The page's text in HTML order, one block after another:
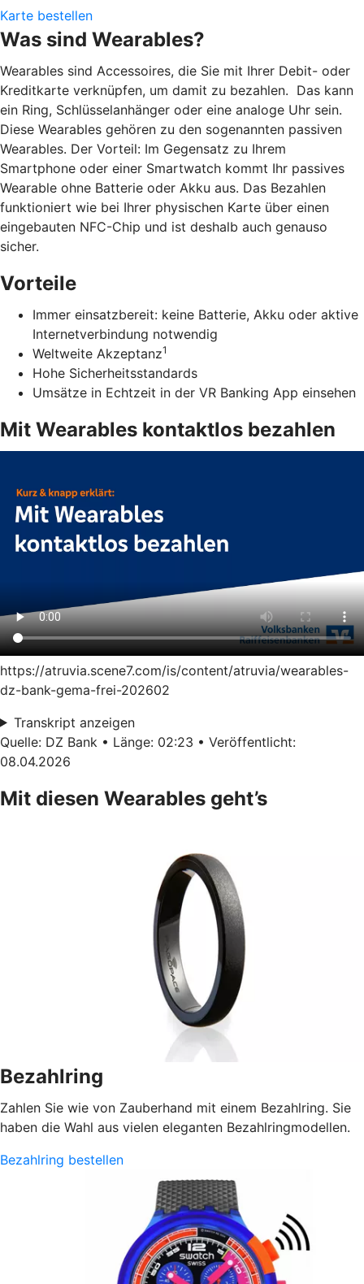
Karte bestellen
Was sind Wearables?
Wearables sind Accessoires, die Sie mit Ihrer Debit- oder
Kreditkarte verknüpfen, um damit zu bezahlen. Das kann
ein Ring, Schlüsselanhänger oder eine analoge Uhr sein.
Diese Wearables gehören zu den sogenannten passiven
Wearables. Der Vorteil: Im Gegensatz zu Ihrem
Smartphone oder einer Smartwatch kommt Ihr passives
Wearable ohne Batterie oder Akku aus. Das Bezahlen
funktioniert wie bei Ihrer physischen Karte über einen
eingebauten NFC-Chip und ist deshalb auch genauso
sicher.
Vorteile
Immer einsatzbereit: keine Batterie, Akku oder aktive
Internetverbindung notwendig
Weltweite Akzeptanz1
Hohe Sicherheitsstandards
Umsätze in Echtzeit in der VR Banking App einsehen
Mit Wearables kontaktlos bezahlen
https://atruvia.scene7.com/is/content/atruvia/wearables-
dz-bank-gema-frei-202602
Transkript anzeigen
Quelle: DZ Bank • Länge: 02:23 • Veröffentlicht:
08.04.2026
Mit diesen Wearables geht’s
Bezahlring
Zahlen Sie wie von Zauberhand mit einem Bezahlring. Sie
haben die Wahl aus vielen eleganten Bezahlringmodellen.
Bezahlring bestellen